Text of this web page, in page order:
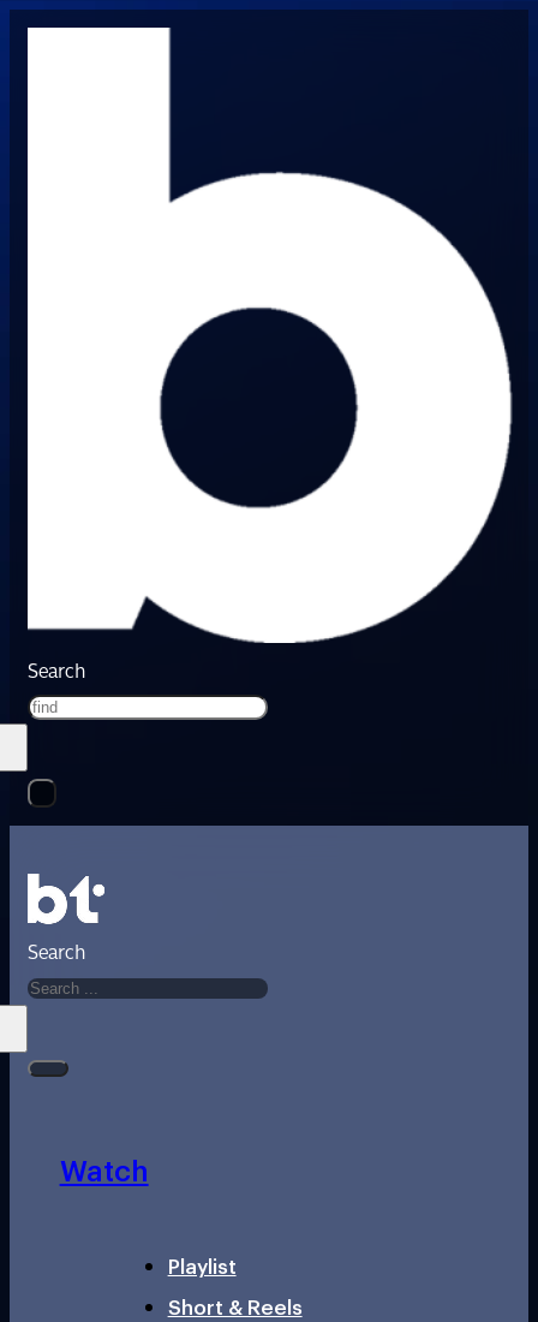
Search
Search
Watch
Playlist
Short & Reels